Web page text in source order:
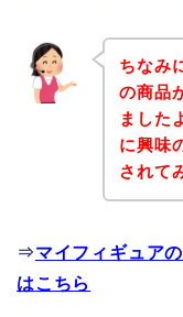
ちなみ
の商品
ました
に興味
されて
⇒マイフィギュア
はこちら